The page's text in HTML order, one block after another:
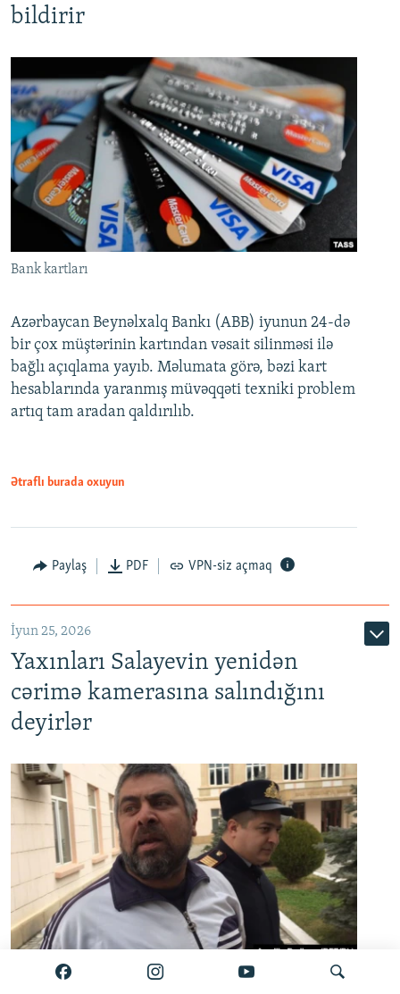
bildirir
Bank kartları
Azərbaycan Beynəlxalq Bankı (ABB) iyunun 24-də
bir çox müştərinin kartından vəsait silinməsi ilə
bağlı açıqlama yayıb. Məlumata görə, bəzi kart
hesablarında yaranmış müvəqqəti texniki problem
artıq tam aradan qaldırılıb.
Ətraflı burada oxuyun
Paylaş PDF VPN-siz açmaq
İyun 25, 2026
Yaxınları Salayevin yenidən
cərimə kamerasına salındığını
deyirlər
Zamin Salayev